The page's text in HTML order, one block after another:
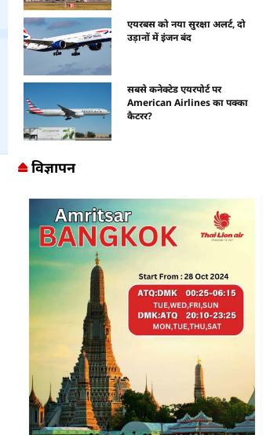
एयरबस को नया सुरक्षा अलर्ट, दो
उड़ानों में इंजन बंद
सबसे कनेक्टेड एयरपोर्ट पर
American Airlines का पक्का
कैटरर?
विज्ञापन